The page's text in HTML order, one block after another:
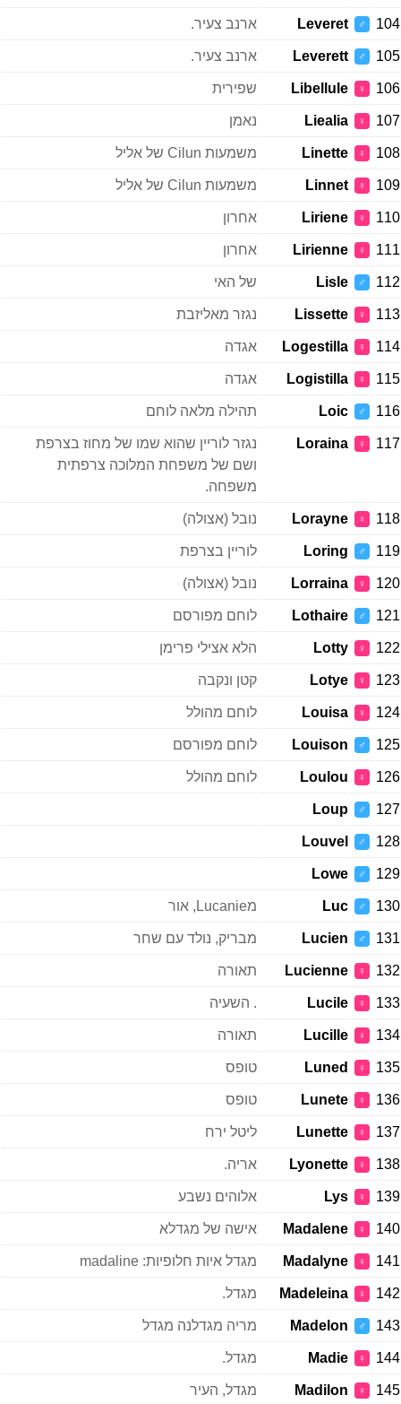
104
♂
Leveret ארנב צעיר.
105
♂
Leverett ארנב צעיר.
106
♀
Libellule שפירית
107
♀
Liealia נאמן
108
♀
Linette משמעות Cilun של אליל
109
♀
Linnet משמעות Cilun של אליל
110
♀
Liriene אחרון
111
♀
Lirienne אחרון
112
♂
Lisle של האי
113
♀
Lissette נגזר מאליזבת
114
♀
Logestilla אגדה
115
♀
Logistilla אגדה
116
♂
Loic תהילה מלאה לוחם
117
♀
Loraina
נגזר לוריין שהוא שמו של מחוז בצרפת
ושם של משפחת המלוכה צרפתית
משפחה.
118
♀
Lorayne נובל (אצולה)
119
♂
Loring לוריין בצרפת
120
♀
Lorraina נובל (אצולה)
121
♂
Lothaire לוחם מפורסם
122
♀
Lotty הלא אצילי פרימן
123
♀
Lotye קטן ונקבה
124
♀
Louisa לוחם מהולל
125
♂
Louison לוחם מפורסם
126
♀
Loulou לוחם מהולל
127
♂
Loup
128
♂
Louvel
129
♂
Lowe
130
♂
Luc מLucanie, אור
131
♂
Lucien מבריק, נולד עם שחר
132
♀
Lucienne תאורה
133
♀
Lucile . השעיה
134
♀
Lucille תאורה
135
♀
Luned טופס
136
♀
Lunete טופס
137
♀
Lunette ליטל ירח
138
♀
Lyonette אריה.
139
♀
Lys אלוהים נשבע
140
♀
Madalene אישה של מגדלא
141
♀
Madalyne מגדל איות חלופיות: madaline
142
♀
Madeleina מגדל.
143
♂
Madelon מריה מגדלנה מגדל
144
♀
Madie מגדל.
145
♀
Madilon מגדל, העיר